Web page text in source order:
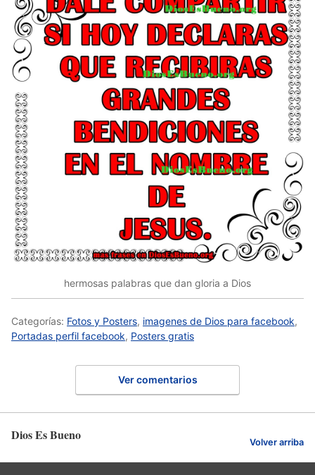
hermosas palabras que dan gloria a Dios
Categorías: Fotos y Posters, imagenes de Dios para facebook,
Portadas perfil facebook, Posters gratis
Ver comentarios
Dios Es Bueno Volver arriba